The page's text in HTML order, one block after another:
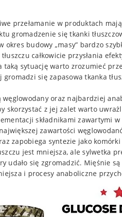
przełamanie w produktach
gromadzenie się tkanki
okres budowy „masy” bardzo
całkowicie przysłania
taką sytuację warto zrozumieć
gromadzi się zapasowa tkanka
węglowodany oraz najbardziej
skorzystać z jej zalet warto
składnikami zawartymi w
zawartości
zapobiega syntezie jako
jest mniejsza, ale sylwetka
udało się zgromadzić. Mięśnie
i procesy anaboliczne